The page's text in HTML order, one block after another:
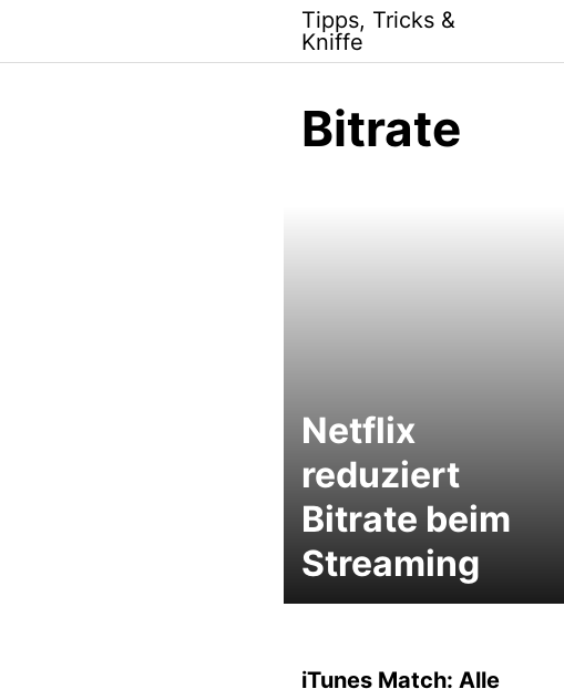
content
Tipps, Tricks &
Kniffe
Bitrate
Netflix
reduziert
Bitrate beim
Streaming
iTunes Match: Alle